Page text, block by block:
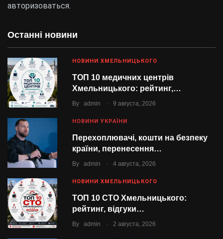
Останні новини
НОВИНИ ХМЕЛЬНИЦЬКОГО
ТОП 10 медичних центрів
Хмельницького: рейтинг,…
By admin . 9 августа, 2026
НОВИНИ УКРАЇНИ
Перехоплювачі, кошти на безпеку
країни, перенесення…
By admin . 4 августа, 2026
НОВИНИ ХМЕЛЬНИЦЬКОГО
ТОП 10 СТО Хмельницького:
рейтинг, відгуки…
By admin . 2 августа, 2026
авторизоваться.